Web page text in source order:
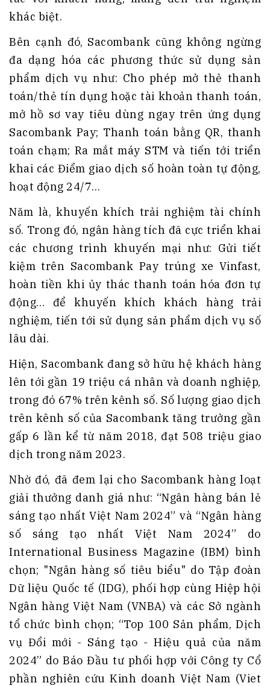
khác biệt.
Bên cạnh đó, Sacombank cũng không ngừng
đa dạng hóa các phương thức sử dụng sản
phẩm dịch vụ như: Cho phép mở thẻ thanh
toán/thẻ tín dụng hoặc tài khoản thanh toán,
mở hồ sơ vay tiêu dùng ngay trên ứng dụng
Sacombank Pay; Thanh toán bằng QR, thanh
toán chạm; Ra mắt máy STM và tiến tới triển
khai các Điểm giao dịch số hoàn toàn tự động,
hoạt động 24/7…
Năm là, khuyến khích trải nghiệm tài chính
số. Trong đó, ngân hàng tích đã cực triển khai
các chương trình khuyến mại như: Gửi tiết
kiệm trên Sacombank Pay trúng xe Vinfast,
hoàn tiền khi ủy thác thanh toán hóa đơn tự
động… để khuyến khích khách hàng trải
nghiệm, tiến tới sử dụng sản phẩm dịch vụ số
lâu dài.
Hiện, Sacombank đang sở hữu hệ khách hàng
lên tới gần 19 triệu cá nhân và doanh nghiệp,
trong đó 67% trên kênh số. Số lượng giao dịch
trên kênh số của Sacombank tăng trưởng gần
gấp 6 lần kể từ năm 2018, đạt 508 triệu giao
dịch trong năm 2023.
Nhờ đó, đã đem lại cho Sacombank hàng loạt
giải thưởng danh giá như: “Ngân hàng bán lẻ
sáng tạo nhất Việt Nam 2024” và “Ngân hàng
số sáng tạo nhất Việt Nam 2024” do
International Business Magazine (IBM) bình
chọn; "Ngân hàng số tiêu biểu" do Tập đoàn
Dữ liệu Quốc tế (IDG), phối hợp cùng Hiệp hội
Ngân hàng Việt Nam (VNBA) và các Sở ngành
tổ chức bình chọn; “Top 100 Sản phẩm, Dịch
vụ Đổi mới - Sáng tạo - Hiệu quả của năm
2024” do Báo Đầu tư phối hợp với Công ty Cổ
phần nghiên cứu Kinh doanh Việt Nam (Viet